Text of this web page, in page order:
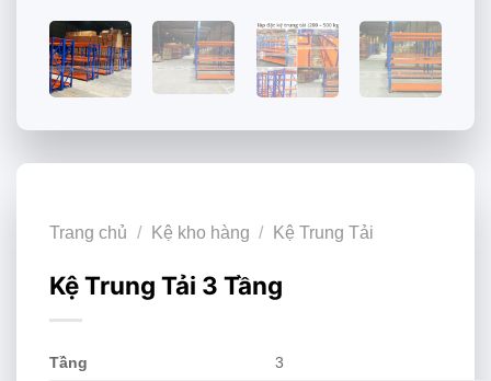
Trang chủ / Kệ kho hàng / Kệ Trung Tải
Kệ Trung Tải 3 Tầng
Tầng 3